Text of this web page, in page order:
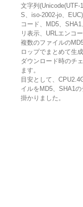
文字列(Unicode(UTF-
S、iso-2002-jo、
コード、MD5、
リ表示、URLエンコ
複数のファイルの
ロップでまとめて生
ダウンロード時のチ
ます。
目安として、
イルをMD5、SHA1
掛かりました。